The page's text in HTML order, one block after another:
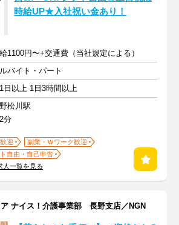
時給UP★入社祝い金あり！
1100円〜+交通費（当社規定による）
バイト・パート
日以上 1日3時間以上
松川駅
分
迎
副業・Ｗワーク歓迎
自由・自己申告
人一覧を見る
ナイス！介護事業部 長野支店／NGN